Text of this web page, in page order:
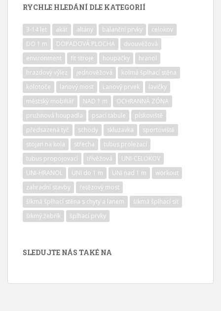
RYCHLE HLEDÁNÍ DLE KATEGORIÍ
3-14 let akát altány balanční prvky
celokov
DO 1 m
DOPADOVÁ PLOCHA
dvouvěžová
environment
fit stroje houpačky
hranol
hrazdový výlez
jednověžová
kolmá šplhací stěna
kolotoče
lanový most Lanový prvek
lavičky
městský mobiliář
NAD 1 m
OCHRANNÁ ZÓNA
pružinová houpadla
psací tabule
pískoviště
předsazená tyč
schody skluzavka
sportoviště
stojan na kola
střecha
tubus prolezací
tubus propojovací
třívěžová
UNI-CELOKOV
UNI-HRANOL
UNI do 1 m UNI nad 1 m
workout
zahradní stavby
řetězový most
šikmá šplhací stěna s chyty a lanem
šikmá šplhací síť
šikmý žebřík
šplhací prvky
SLEDUJTE NÁS TAKÉ NA